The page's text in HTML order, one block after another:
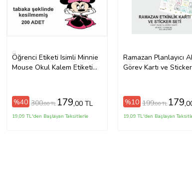
Öğrenci Etiketi Isimli Minnie
Mouse Okul Kalem Etiketi
%40 300,00 TL 179,00 TL
19,09 TL'den Başlayan Taksitlerle
Ramazan Planlayıcı
Görev Kartı ve Sticker
%10 199,00 TL 179
19,09 TL'den Başlayan